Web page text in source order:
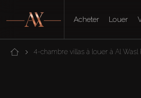
Acheter Louer
4-chambre villas à louer à Al Wasl